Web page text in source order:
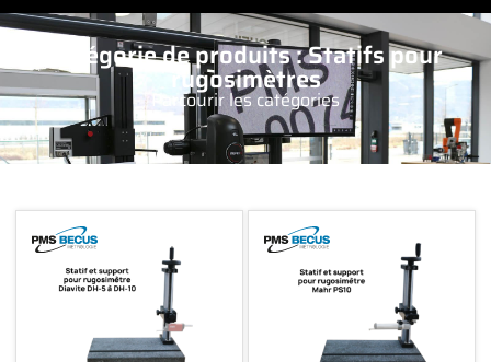
Catégorie de produits : Statifs pour
rugosimètres
Parcourir les catégories